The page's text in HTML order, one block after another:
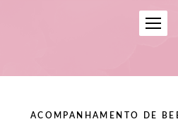
ACOMPANHAMENTO DE